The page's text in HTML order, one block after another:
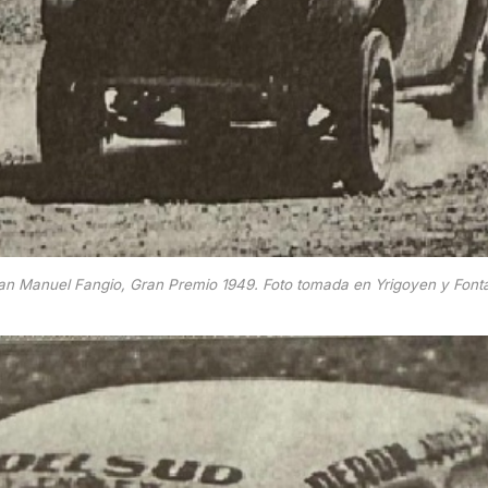
Manuel Fangio, Gran Premio 1949. Foto tomada en Yrigoyen y